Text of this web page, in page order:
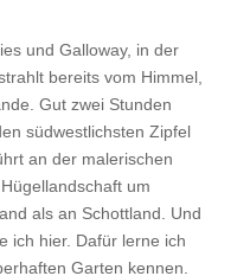
und Galloway, in der
bereits vom Himmel,
Gut zwei Stunden
südwestlichsten Zipfel
an der malerischen
um
als an Schottland. Und
ich hier. Dafür lerne ich
Garten kennen.